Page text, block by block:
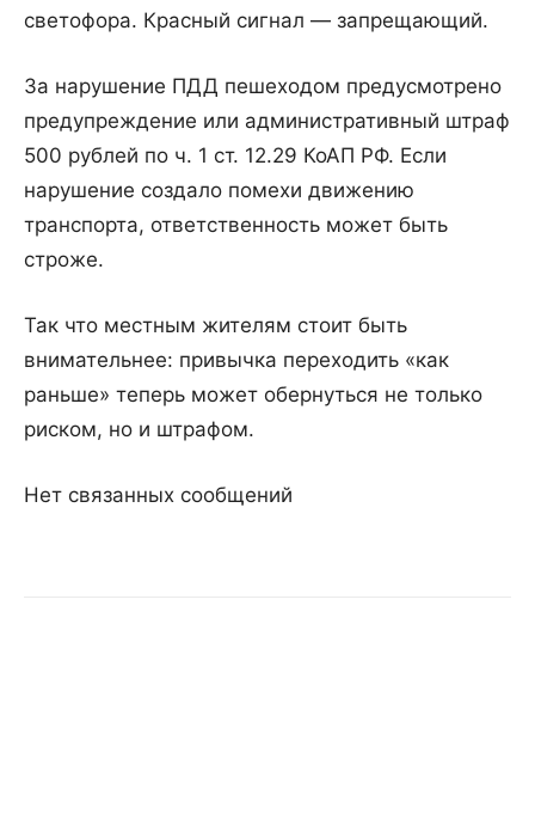
светофора. Красный сигнал — запрещающий.
За нарушение ПДД пешеходом предусмотрено
предупреждение или административный штраф
500 рублей по ч. 1 ст. 12.29 КоАП РФ. Если
нарушение создало помехи движению
транспорта, ответственность может быть
строже.
Так что местным жителям стоит быть
внимательнее: привычка переходить «как
раньше» теперь может обернуться не только
риском, но и штрафом.
Нет связанных сообщений